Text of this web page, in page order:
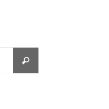
Search